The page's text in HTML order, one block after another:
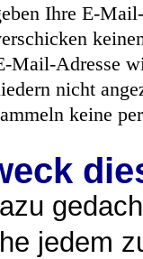
Ihre E-
Mail-Adresse
nicht
keine
jedem